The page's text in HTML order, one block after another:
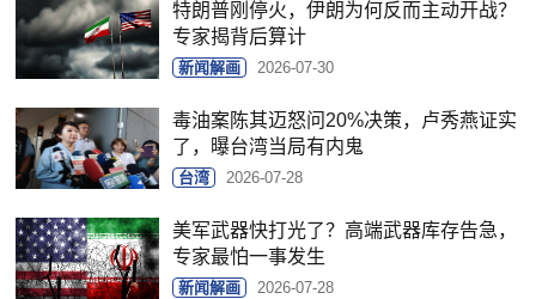
特朗普刚停火，伊朗为何反而主动开战？
专家揭背后算计
新闻解画 2026-07-30
毒油案陈其迈怒问20%决策，卢秀燕证实
了，曝台湾当局有内鬼
台湾 2026-07-28
美军武器快打光了？高端武器库存告急，
专家最怕一事发生
新闻解画 2026-07-28